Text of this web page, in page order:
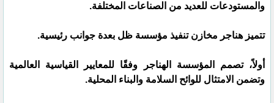
والمستودعات للعديد من الصناعات المختلفة.
تتميز هناجر مخازن تنفيذ مؤسسة ظل بعدة جوانب رئيسية.
أولاً، تصمم المؤسسة الهناجر وفقًا للمعايير القياسية العالمية
وتضمن الامتثال للوائح السلامة والبناء المحلية.